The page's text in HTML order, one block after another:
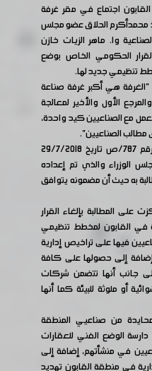
آب صناعيي القابون اجتماع في مقر غرفة
محمدأكرم الحلاق عضو مجلس
وا. ماهر الزيات خازن
الحكومي الخاص بوضع
تنظيمي جديد لها.
"الغرفة هي أكبر غرفة صناعة
الأول والأخير لمعالجة
مع الصناعيين كيد واحدة،
مطالب الصناعيين".
وشرح الحلاق للصناعيين "الكتاب رقم 787/ص تاريخ 29/7/2018
الوزراء والذي تم إعداده
به حيث أن مضمونه يتوافق
على المطالبة بإلغاء القرار
في القابون لمخطط تنظيمي
فيها على تراخيص إدارية
إلى حصولها على كافة
أصولاً منذ عام 1950، إلى جانب أنها تتضمن شركات
أو ملوثة للبيئة كما أنها
من صناعيي المنطقة
دارسة الوضع الفني للعقارات
في منشأتهم، إضافة إلى
في منطقة القابون تهديد